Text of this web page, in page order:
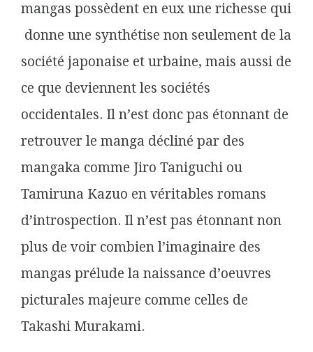
mangas possèdent en eux une richesse qui
donne une synthétise non seulement de la
société japonaise et urbaine, mais aussi de
ce que deviennent les sociétés
occidentales. Il n’est donc pas étonnant de
retrouver le manga décliné par des
mangaka comme Jiro Taniguchi ou
Tamiruna Kazuo en véritables romans
d’introspection. Il n’est pas étonnant non
plus de voir combien l’imaginaire des
mangas prélude la naissance d’oeuvres
picturales majeure comme celles de
Takashi Murakami.